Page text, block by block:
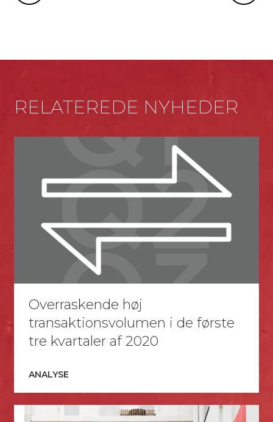
RELATEREDE NYHEDER
Overraskende høj
transaktionsvolumen i de første
tre kvartaler af 2020
ANALYSE